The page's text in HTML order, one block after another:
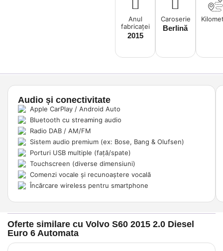
Anul
fabricaței
2015
Caroserie
Berlină
Audio și conectivitate
Apple CarPlay / Android Auto
Bluetooth cu streaming audio
Radio DAB / AM/FM
Sistem audio premium (ex: Bose, Bang & Olufsen)
Porturi USB multiple (față/spate)
Touchscreen (diverse dimensiuni)
Comenzi vocale și recunoaștere vocală
Încărcare wireless pentru smartphone
Oferte similare cu Volvo S60 2015 2.0 Diesel
Euro 6 Automata